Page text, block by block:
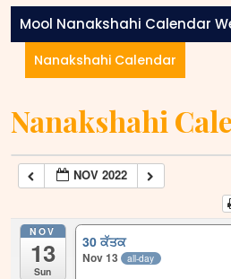
Mool Nanakshahi Calendar
Nanakshahi Calendar
Nanakshahi
NOV 2022
NOV
13
Sun
30 ਕੱਤਕ
Nov 13 all-day